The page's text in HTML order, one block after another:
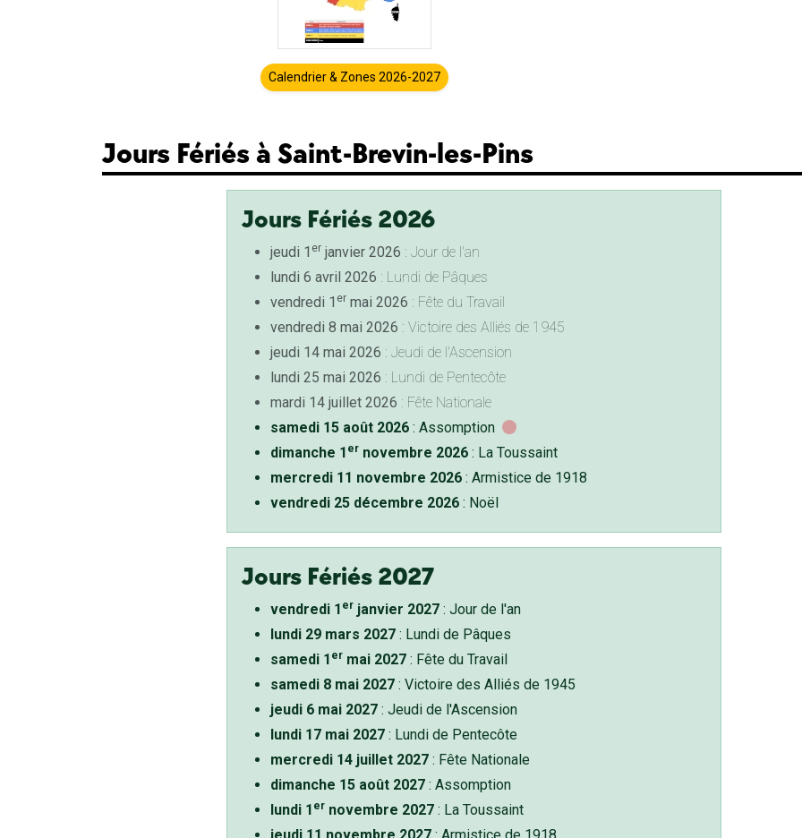
Calendrier & Zones 2026-2027
Jours Fériés à Saint-Brevin-les-Pins
Jours Fériés 2026
jeudi 1 erjanvier 2026 : Jour de l'an
lundi 6 avril 2026 : Lundi de Pâques
vendredi 1 ermai 2026 : Fête du Travail
vendredi 8 mai 2026 : Victoire des Alliés de 1945
jeudi 14 mai 2026 : Jeudi de l'Ascension
lundi 25 mai 2026 : Lundi de Pentecôte
mardi 14 juillet 2026 : Fête Nationale
samedi 15 août 2026: Assomption
dimanche 1 ernovembre 2026: La Toussaint
mercredi 11 novembre 2026: Armistice de 1918
vendredi 25 décembre 2026: Noël
Jours Fériés 2027
vendredi 1 erjanvier 2027: Jour de l'an
lundi 29 mars 2027: Lundi de Pâques
samedi 1 ermai 2027: Fête du Travail
samedi 8 mai 2027: Victoire des Alliés de 1945
jeudi 6 mai 2027: Jeudi de l'Ascension
lundi 17 mai 2027: Lundi de Pentecôte
mercredi 14 juillet 2027: Fête Nationale
dimanche 15 août 2027: Assomption
lundi 1 ernovembre 2027: La Toussaint
jeudi 11 novembre 2027: Armistice de 1918